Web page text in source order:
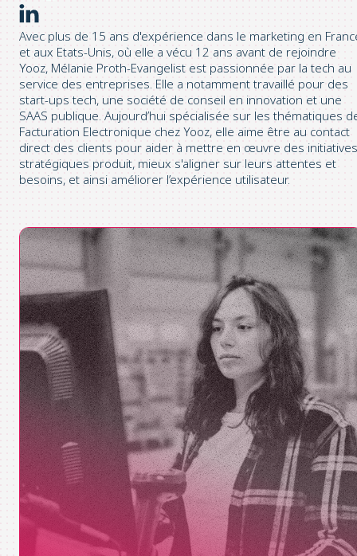
Avec plus de 15 ans d'expérience dans le marketing en
et aux Etats-Unis, où elle a vécu 12 ans avant de rejoindre
Yooz, Mélanie Proth-Evangelist est passionnée par la tech au
service des entreprises. Elle a notamment travaillé pour des
start-ups tech, une société de conseil en innovation et une
SAAS publique. Aujourd’hui spécialisée sur les thématiques
Facturation Electronique chez Yooz, elle aime être au contact
direct des clients pour aider à mettre en œuvre des initiatives
stratégiques produit, mieux s'aligner sur leurs attentes et
besoins, et ainsi améliorer l’expérience utilisateur.